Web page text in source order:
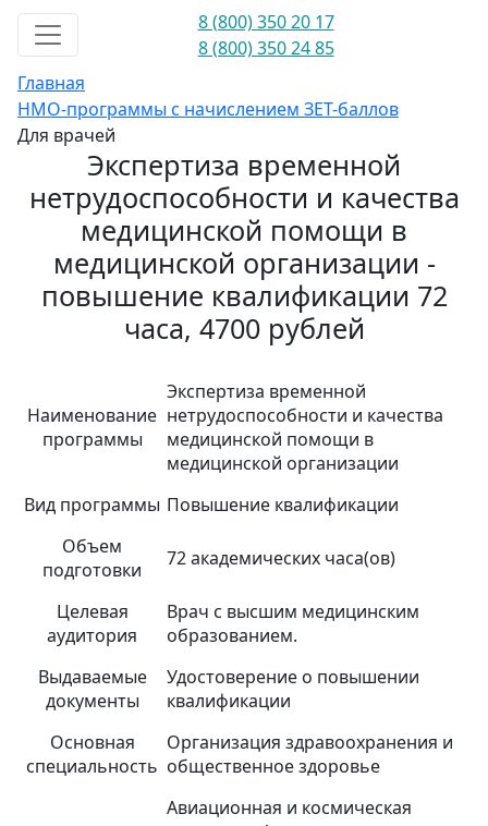
8 (800) 350 20 17
8 (800) 350 24 85
Главная
НМО-программы с начислением ЗЕТ-баллов
Для врачей
Экспертиза временной
нетрудоспособности и качества
медицинской помощи в
медицинской организации -
повышение квалификации 72
часа, 4700 рублей
Наименование
программы
Экспертиза временной
нетрудоспособности и качества
медицинской помощи в
медицинской организации
Вид программы Повышение квалификации
Объем
подготовки
72 академических часа(ов)
Целевая
аудитория
Врач с высшим медицинским
образованием.
Выдаваемые
документы
Удостоверение о повышении
квалификации
Основная
специальность
Организация здравоохранения и
общественное здоровье
Авиационная и космическая